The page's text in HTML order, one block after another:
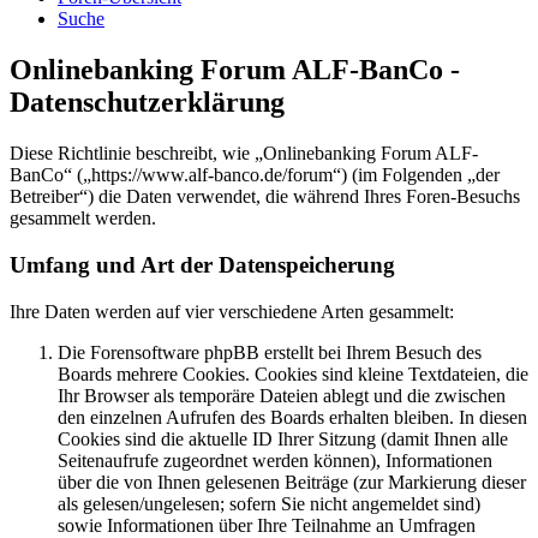
Suche
Onlinebanking Forum ALF-BanCo -
Datenschutzerklärung
Diese Richtlinie beschreibt, wie „Onlinebanking Forum ALF-
BanCo“ („https://www.alf-banco.de/forum“) (im Folgenden „der
Betreiber“) die Daten verwendet, die während Ihres Foren-Besuchs
gesammelt werden.
Umfang und Art der Datenspeicherung
Ihre Daten werden auf vier verschiedene Arten gesammelt:
Die Forensoftware phpBB erstellt bei Ihrem Besuch des
Boards mehrere Cookies. Cookies sind kleine Textdateien, die
Ihr Browser als temporäre Dateien ablegt und die zwischen
den einzelnen Aufrufen des Boards erhalten bleiben. In diesen
Cookies sind die aktuelle ID Ihrer Sitzung (damit Ihnen alle
Seitenaufrufe zugeordnet werden können), Informationen
über die von Ihnen gelesenen Beiträge (zur Markierung dieser
als gelesen/ungelesen; sofern Sie nicht angemeldet sind)
sowie Informationen über Ihre Teilnahme an Umfragen